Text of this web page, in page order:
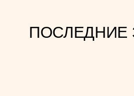
ПОСЛЕДНИЕ